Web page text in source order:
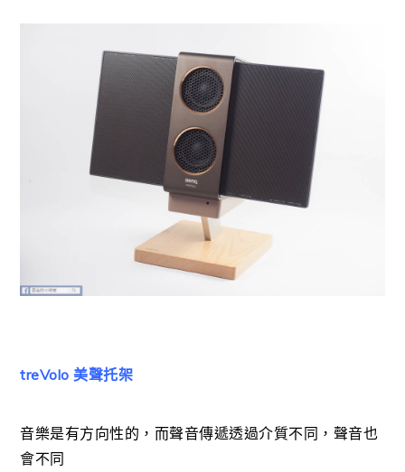
treVolo 美聲托架
音樂是有方向性的，而聲音傳遞透過介質不同，聲音也
會不同